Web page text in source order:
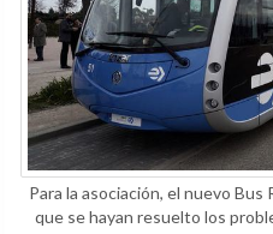
Para la asociación, el nuevo Bus
que se hayan resuelto los